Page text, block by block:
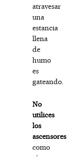
atravesar
una
estancia
llena
de
humo
es
gateando.
No
utilices
los
ascensores
como